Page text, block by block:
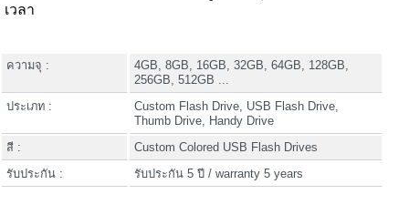
เวลา
ความจุ :
4GB, 8GB, 16GB, 32GB, 64GB, 128GB,
256GB, 512GB ...
ประเภท :
Custom Flash Drive, USB Flash Drive,
Thumb Drive, Handy Drive
สี :
Custom Colored USB Flash Drives
รับประกัน :
รับประกัน 5 ปี / warranty 5 years